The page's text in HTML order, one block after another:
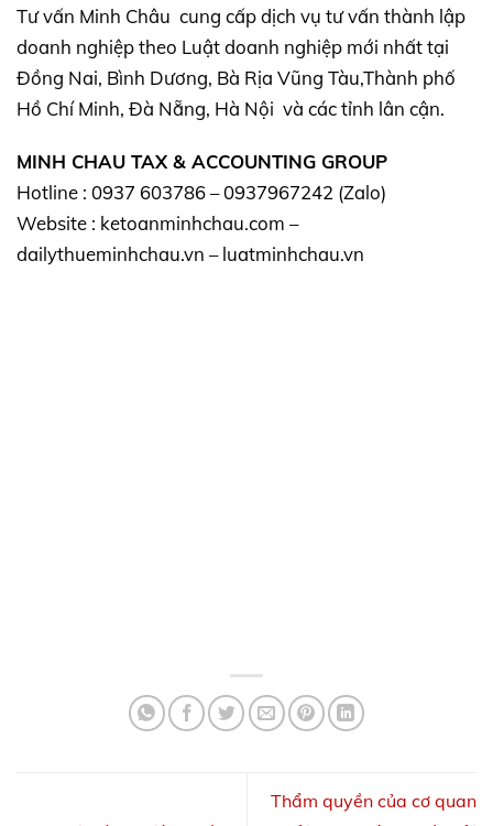
Tư vấn Minh Châu cung cấp dịch vụ tư vấn thành lập
doanh nghiệp theo Luật doanh nghiệp mới nhất tại
Đồng Nai, Bình Dương, Bà Rịa Vũng Tàu,Thành phố
Hồ Chí Minh, Đà Nẵng, Hà Nội và các tỉnh lân cận.
MINH CHAU TAX & ACCOUNTING GROUP
Hotline : 0937 603786 – 0937967242 (Zalo)
Website : ketoanminhchau.com –
dailythueminhchau.vn – luatminhchau.vn
Thẩm quyền của cơ quan